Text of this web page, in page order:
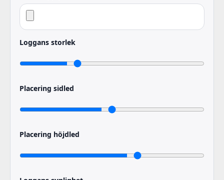
Loggans storlek
Placering sidled
Placering höjdled